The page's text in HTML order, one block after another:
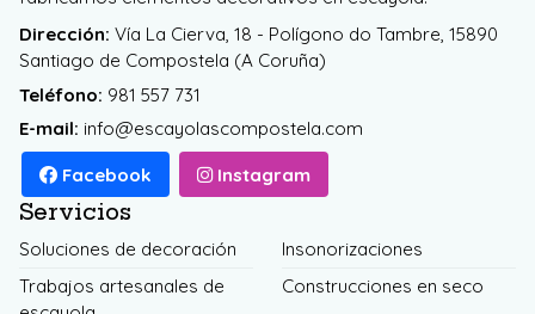
Dirección: Vía La Cierva, 18 - Polígono do Tambre, 15890
Santiago de Compostela (A Coruña)
Teléfono: 981 557 731
E-mail: info@escayolascompostela.com
Facebook Instagram
Servicios
Soluciones de decoración
Insonorizaciones
Trabajos artesanales de
Construcciones en seco